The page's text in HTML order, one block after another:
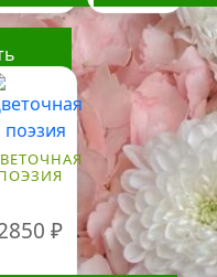
₽
Стоимость
букетов и
указанная на
сайте,
ориентировочна
и может
меняться.
Окончательная
цена зависит от